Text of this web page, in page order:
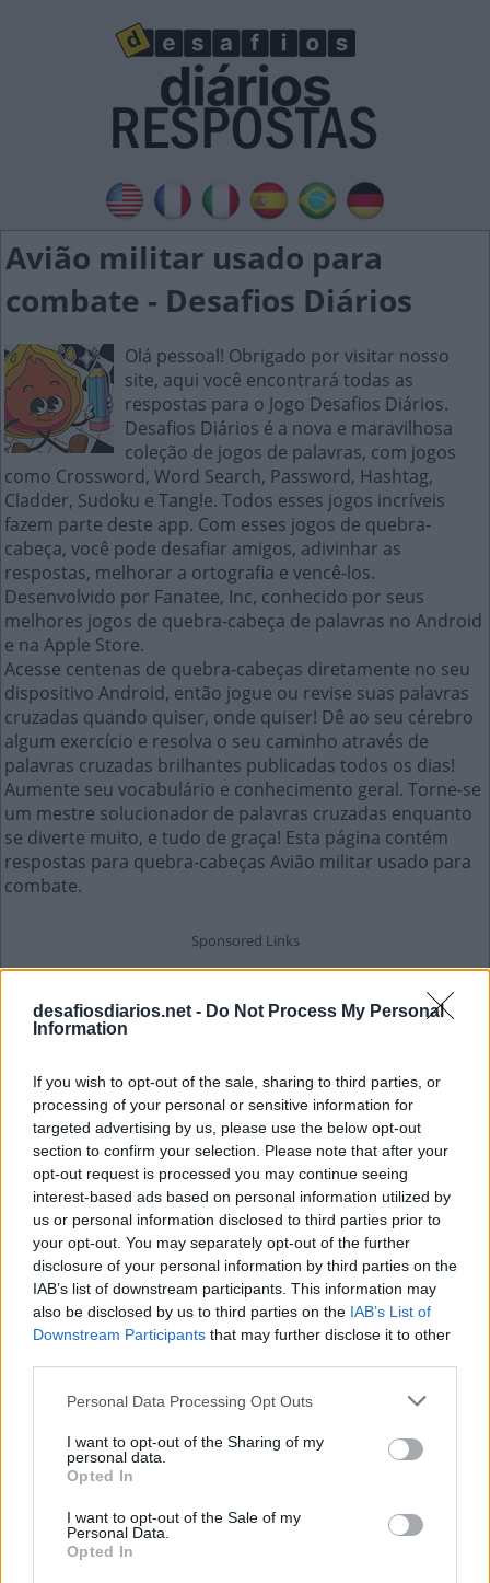
desafiosdiarios.net - Do Not Process My Personal
Information
If you wish to opt-out of the sale, sharing to third parties, or
processing of your personal or sensitive information for
targeted advertising by us, please use the below opt-out
section to confirm your selection. Please note that after your
opt-out request is processed you may continue seeing
interest-based ads based on personal information utilized by
us or personal information disclosed to third parties prior to
your opt-out. You may separately opt-out of the further
disclosure of your personal information by third parties on the
IAB’s list of downstream participants. This information may
also be disclosed by us to third parties on the IAB’s List of
Downstream Participants that may further disclose it to other
Personal Data Processing Opt Outs
I want to opt-out of the Sharing of my
personal data.
Opted In
I want to opt-out of the Sale of my
Personal Data.
Opted In
Avião militar usado para
combate - Desafios Diários
Olá pessoal! Obrigado por visitar nosso
site, aqui você encontrará todas as
respostas para o Jogo Desafios Diários.
Desafios Diários é a nova e maravilhosa
coleção de jogos de palavras, com jogos
como Crossword, Word Search, Password, Hashtag,
Cladder, Sudoku e Tangle. Todos esses jogos incríveis
fazem parte deste app. Com esses jogos de quebra-
cabeça, você pode desafiar amigos, adivinhar as
respostas, melhorar a ortografia e vencê-los.
Desenvolvido por Fanatee, Inc, conhecido por seus
melhores jogos de quebra-cabeça de palavras no Android
e na Apple Store.
Acesse centenas de quebra-cabeças diretamente no seu
dispositivo Android, então jogue ou revise suas palavras
cruzadas quando quiser, onde quiser! Dê ao seu cérebro
algum exercício e resolva o seu caminho através de
palavras cruzadas brilhantes publicadas todos os dias!
Aumente seu vocabulário e conhecimento geral. Torne-se
um mestre solucionador de palavras cruzadas enquanto
se diverte muito, e tudo de graça! Esta página contém
respostas para quebra-cabeças Avião militar usado para
combate.
A resposta a esta pergunta: